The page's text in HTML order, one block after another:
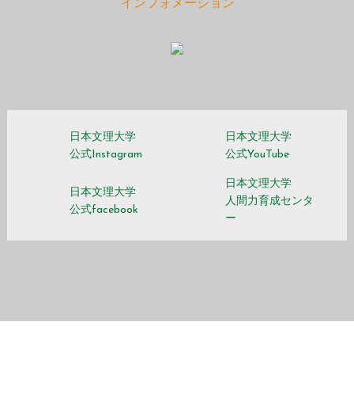
インフォメーション
日本文理大学
公式Instagram
日本文理大学
公式YouTube
日本文理大学
公式facebook
日本文理大学
人間力育成センタ
ー